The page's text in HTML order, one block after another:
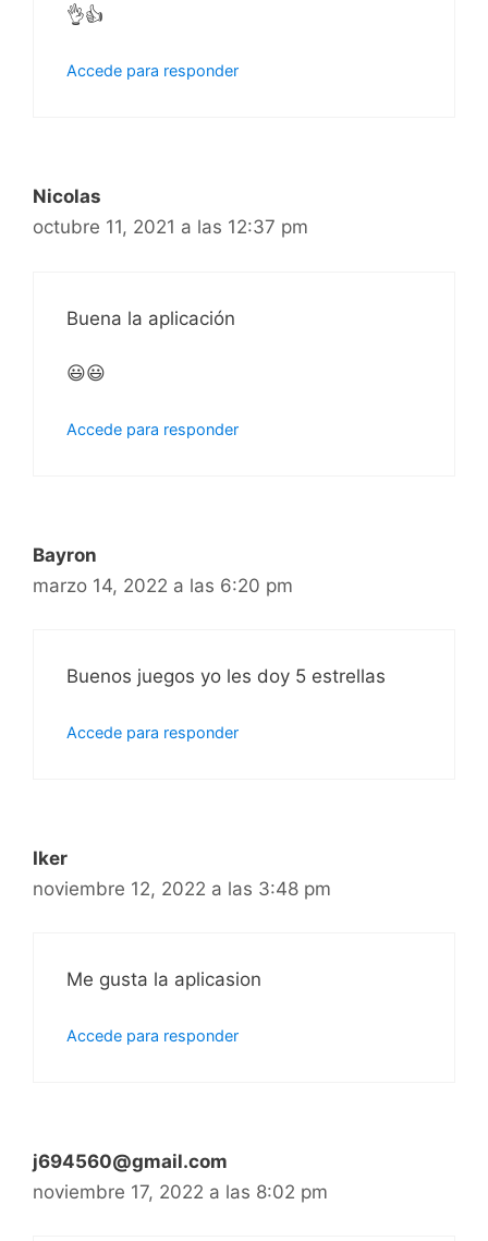
👌👍
Accede para responder
Nicolas
octubre 11, 2021 a las 12:37 pm
Buena la aplicación
😃😃
Accede para responder
Bayron
marzo 14, 2022 a las 6:20 pm
Buenos juegos yo les doy 5 estrellas
Accede para responder
Iker
noviembre 12, 2022 a las 3:48 pm
Me gusta la aplicasion
Accede para responder
j694560@gmail.com
noviembre 17, 2022 a las 8:02 pm